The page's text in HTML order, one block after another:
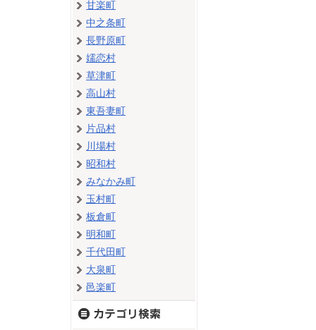
甘楽町
中之条町
長野原町
嬬恋村
草津町
高山村
東吾妻町
片品村
川場村
昭和村
みなかみ町
玉村町
板倉町
明和町
千代田町
大泉町
邑楽町